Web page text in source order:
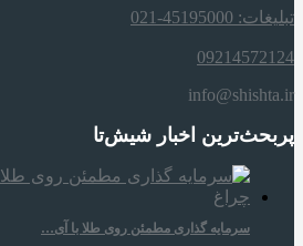
تبلیغات: 45195000-021
09214572124
info@shishta.ir
پربحث‌ترین اخبار شیش‌تا
سرمایه‌ گذاری مطمئن روی طلا با آی…